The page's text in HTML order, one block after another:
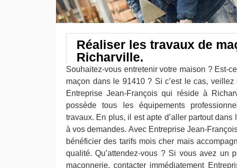
Réaliser les travaux de
Richarville.
Souhaitez-vous entretenir votre maison ? Est-
maçon dans le 91410 ? Si c’est le cas, veillez
Entreprise Jean-François qui réside à
possède tous les équipements
travaux. En plus, il est apte d’aller partout
à vos demandes. Avec Entreprise Jean-
bénéficier des tarifs mois cher mais
qualité. Qu’attendez-vous ? Si vous avez un
maçonnerie, contacter immédiatement